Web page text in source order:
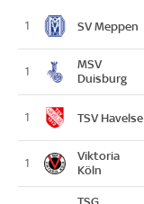
1 SV Meppen
1
MSV
Duisburg
1 TSV Havelse
1
Viktoria
Köln